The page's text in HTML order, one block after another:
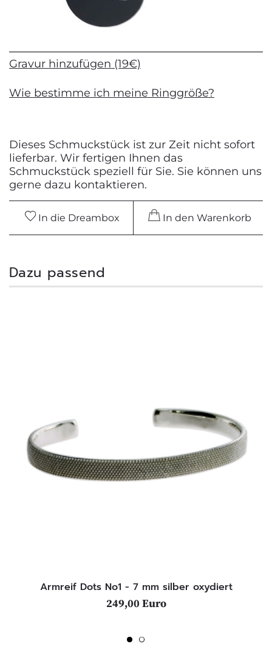
Gravur hinzufügen (19€)
Wie bestimme ich meine Ringgröße?
Dieses Schmuckstück ist zur Zeit nicht sofort
lieferbar. Wir fertigen Ihnen das
Schmuckstück speziell für Sie. Sie können uns
gerne dazu kontaktieren.
In die Dreambox In den Warenkorb
Dazu passend
Armreif Dots No1 - 7 mm silber oxydiert
249,00 Euro